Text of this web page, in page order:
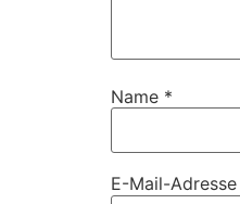
Name *
E-Mail-Adresse